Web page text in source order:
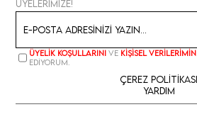
üyelerimize!
Üyelik koşullarını ve kişisel verilerimin
ediyorum.
Çerez Politikası
Yardım